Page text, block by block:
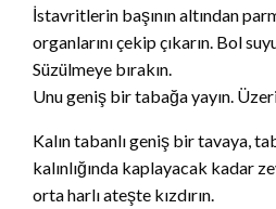
İstavritlerin başının altından
organlarını çekip çıkarın. Bol
Süzülmeye bırakın.
Unu geniş bir tabağa yayın.
Kalın tabanlı geniş bir tavaya,
kalınlığında kaplayacak kadar
orta harlı ateşte kızdırın.